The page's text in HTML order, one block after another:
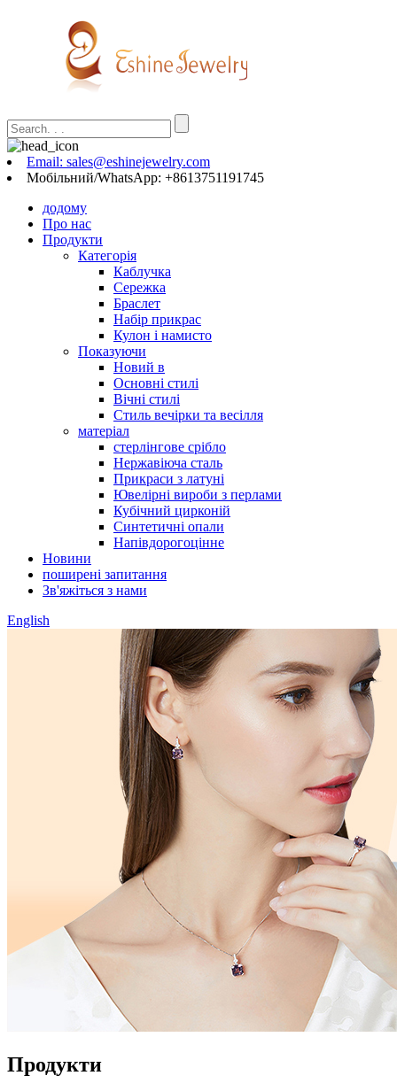
Email: sales@eshinejewelry.com
Мобільний/WhatsApp: +8613751191745
додому
Про нас
Продукти
Категорія
Каблучка
Сережка
Браслет
Набір прикрас
Кулон і намисто
Показуючи
Новий в
Основні стилі
Вічні стилі
Стиль вечірки та весілля
матеріал
стерлінгове срібло
Нержавіюча сталь
Прикраси з латуні
Ювелірні вироби з перлами
Кубічний цирконій
Синтетичні опали
Напівдорогоцінне
Новини
поширені запитання
Зв'яжіться з нами
English
Продукти